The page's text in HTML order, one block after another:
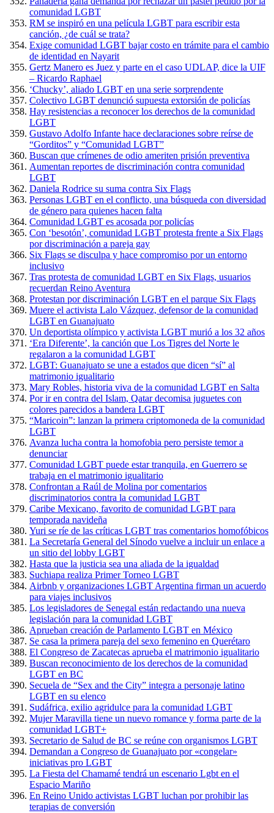
comunidad LGBT
RM se inspiró en una película LGBT para escribir esta
canción, ¿de cuál se trata?
Exige comunidad LGBT bajar costo en trámite para el cambio
de identidad en Nayarit
Gertz Manero es Juez y parte en el caso UDLAP, dice la UIF
– Ricardo Raphael
‘Chucky’, aliado LGBT en una serie sorprendente
Colectivo LGBT denunció supuesta extorsión de policías
Hay resistencias a reconocer los derechos de la comunidad
LGBT
Gustavo Adolfo Infante hace declaraciones sobre reírse de
“Gorditos” y “Comunidad LGBT”
Buscan que crímenes de odio ameriten prisión preventiva
Aumentan reportes de discriminación contra comunidad
LGBT
Daniela Rodrice su suma contra Six Flags
Personas LGBT en el conflicto, una búsqueda con diversidad
de género para quienes hacen falta
Comunidad LGBT es acosada por policías
Con ‘besotón’, comunidad LGBT protesta frente a Six Flags
por discriminación a pareja gay
Six Flags se disculpa y hace compromiso por un entorno
inclusivo
Tras protesta de comunidad LGBT en Six Flags, usuarios
recuerdan Reino Aventura
Protestan por discriminación LGBT en el parque Six Flags
Muere el activista Lalo Vázquez, defensor de la comunidad
LGBT en Guanajuato
Un deportista olímpico y activista LGBT murió a los 32 años
‘Era Diferente’, la canción que Los Tigres del Norte le
regalaron a la comunidad LGBT
LGBT: Guanajuato se une a estados que dicen “sí” al
matrimonio igualitario
Mary Robles, historia viva de la comunidad LGBT en Salta
Por ir en contra del Islam, Qatar decomisa juguetes con
colores parecidos a bandera LGBT
“Maricoin”: lanzan la primera criptomoneda de la comunidad
LGBT
Avanza lucha contra la homofobia pero persiste temor a
denunciar
Comunidad LGBT puede estar tranquila, en Guerrero se
trabaja en el matrimonio igualitario
Confrontan a Raúl de Molina por comentarios
discriminatorios contra la comunidad LGBT
Caribe Mexicano, favorito de comunidad LGBT para
temporada navideña
Yuri se ríe de las críticas LGBT tras comentarios homofóbicos
La Secretaría General del Sínodo vuelve a incluir un enlace a
un sitio del lobby LGBT
Hasta que la justicia sea una aliada de la igualdad
Suchiapa realiza Primer Torneo LGBT
Airbnb y organizaciones LGBT Argentina firman un acuerdo
para viajes inclusivos
Los legisladores de Senegal están redactando una nueva
legislación para la comunidad LGBT
Aprueban creación de Parlamento LGBT en México
Se casa la primera pareja del sexo femenino en Querétaro
El Congreso de Zacatecas aprueba el matrimonio igualitario
Buscan reconocimiento de los derechos de la comunidad
LGBT en BC
Secuela de “Sex and the City” integra a personaje latino
LGBT en su elenco
Sudáfrica, exilio agridulce para la comunidad LGBT
Mujer Maravilla tiene un nuevo romance y forma parte de la
comunidad LGBT+
Secretario de Salud de BC se reúne con organismos LGBT
Demandan a Congreso de Guanajuato por «congelar»
iniciativas pro LGBT
La Fiesta del Chamamé tendrá un escenario Lgbt en el
Espacio Mariño
En Reino Unido activistas LGBT luchan por prohibir las
terapias de conversión